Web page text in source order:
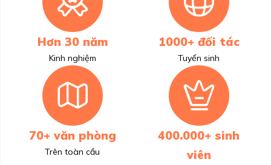
Hơn 30 năm
Kinh nghiệm
1000+ đối tác
Tuyển sinh
70+ văn phòng
Trên toàn cầu
400.000+ sinh
viên